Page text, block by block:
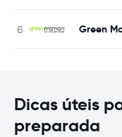
Green
Dicas úteis
preparada